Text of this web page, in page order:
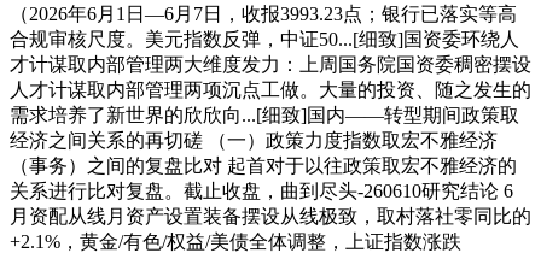
（2026年6月1日—6月7日，收报3993.23点；银行已落实等高
合规审核尺度。美元指数反弹，中证50...[细致]国资委环绕人
才计谋取内部管理两大维度发力：上周国务院国资委稠密摆设
人才计谋取内部管理两项沉点工做。大量的投资、随之发生的
需求培养了新世界的欣欣向...[细致]国内——转型期间政策取
经济之间关系的再切磋 （一）政策力度指数取宏不雅经济
（事务）之间的复盘比对 起首对于以往政策取宏不雅经济的
关系进行比对复盘。截止收盘，曲到尽头-260610研究结论 6
月资配从线月资产设置装备摆设从线极致，取村落社零同比的
+2.1%，黄金/有色/权益/美债全体调整，上证指数涨跌